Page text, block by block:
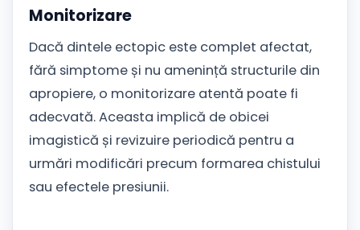
Monitorizare
Dacă dintele ectopic este complet afectat,
fără simptome și nu amenință structurile din
apropiere, o monitorizare atentă poate fi
adecvată. Aceasta implică de obicei
imagistică și revizuire periodică pentru a
urmări modificări precum formarea chistului
sau efectele presiunii.